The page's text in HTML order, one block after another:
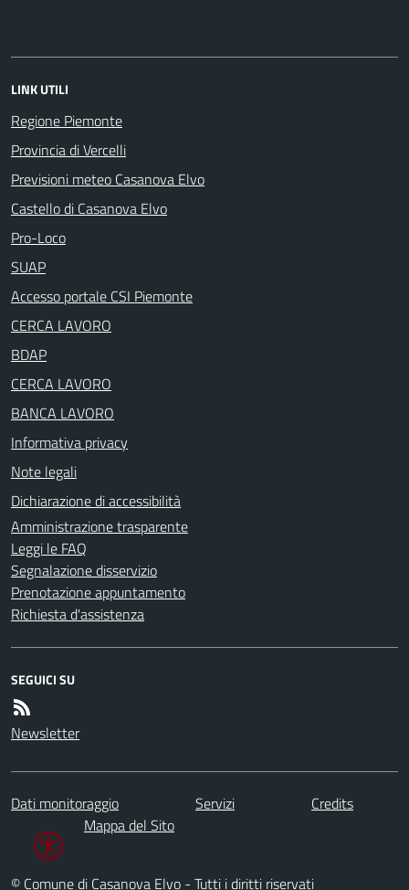
LINK UTILI
Regione Piemonte
Provincia di Vercelli
Previsioni meteo Casanova Elvo
Castello di Casanova Elvo
Pro-Loco
SUAP
Accesso portale CSI Piemonte
CERCA LAVORO
BDAP
CERCA LAVORO
BANCA LAVORO
Informativa privacy
Note legali
Dichiarazione di accessibilità
Amministrazione trasparente
Leggi le FAQ
Segnalazione disservizio
Prenotazione appuntamento
Richiesta d'assistenza
SEGUICI SU
Newsletter
Dati monitoraggio Servizi
Credits
Mappa del Sito
© Comune di Casanova Elvo - Tutti i diritti riservati